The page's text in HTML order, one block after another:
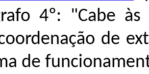
4º: "Cabe
de
de